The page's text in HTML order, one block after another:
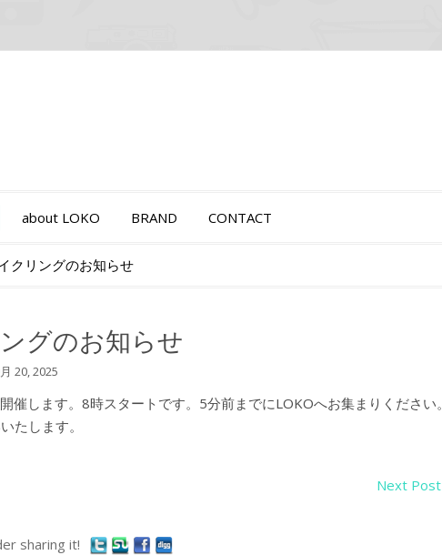
about LOKO BRAND CONTACT
クリングのお知らせ
グのお知らせ
20, 2025
催します。8時スタートです。5分前までにLOKOへお集まりください。
たします。
Next Post
sharing it!